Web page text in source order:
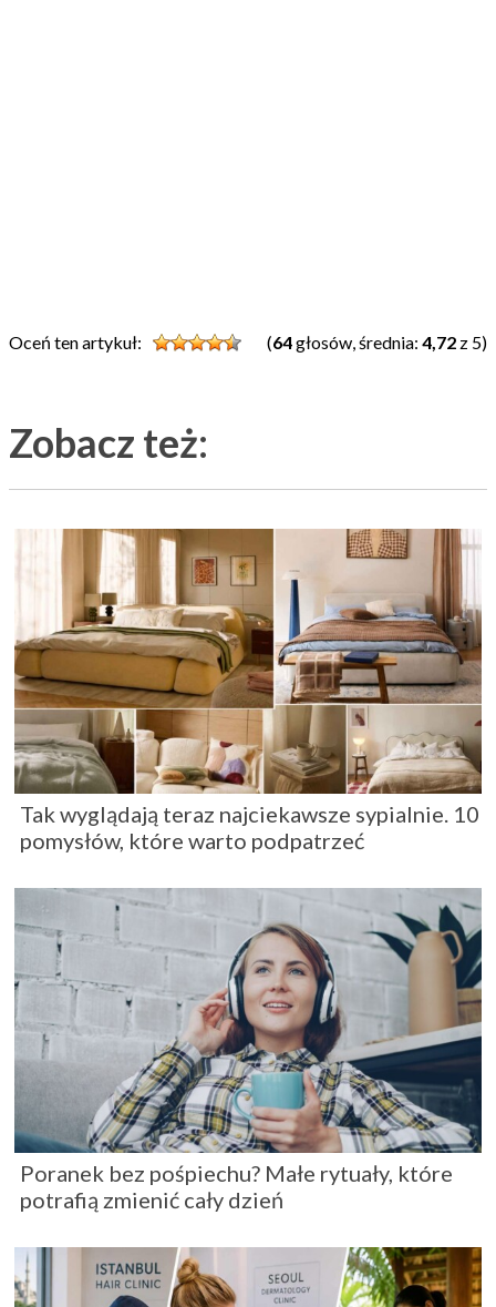
Oceń ten artykuł: (64głosów, średnia: 4,72 z 5)
Zobacz też:
Tak wyglądają teraz najciekawsze sypialnie. 10
pomysłów, które warto podpatrzeć
Poranek bez pośpiechu? Małe rytuały, które
potrafią zmienić cały dzień